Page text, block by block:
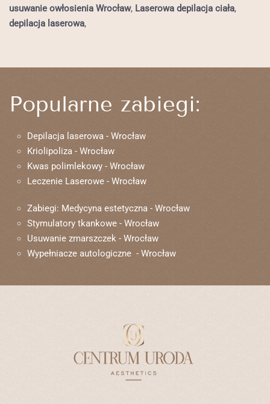
usuwanie owłosienia Wrocław, Laserowa depilacja ciała,
depilacja laserowa,
Popularne zabiegi:
Depilacja laserowa - Wrocław
Kriolipoliza - Wrocław
Kwas polimlekowy - Wrocław
Leczenie Laserowe - Wrocław
Zabiegi: Medycyna estetyczna - Wrocław
Stymulatory tkankowe - Wrocław
Usuwanie zmarszczek - Wrocław
Wypełniacze autologiczne - Wrocław